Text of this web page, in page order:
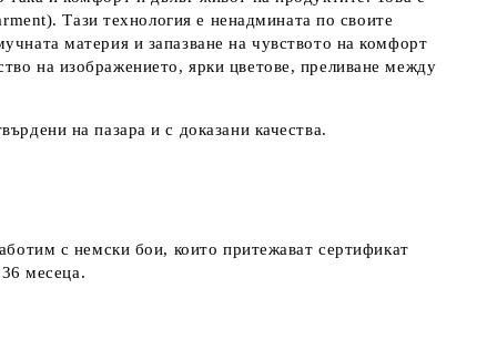
Тази технология е ненадмината по своите
материя и запазване на чувството на комфорт
на изображението, ярки цветове, преливане между
на пазара и с доказани качества.
с немски бои, които притежават сертификат
36 месеца.